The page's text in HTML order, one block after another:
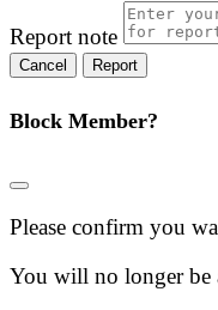
Report note
Report
Block Member?
Please confirm you
You will no longer be